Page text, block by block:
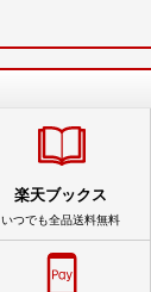
楽天ブックス
いつでも全品送料無料